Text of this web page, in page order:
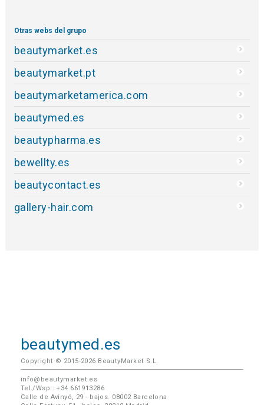
Otras webs del grupo
beautymarket.es
beautymarket.pt
beautymarketamerica.com
beautymed.es
beautypharma.es
bewellty.es
beautycontact.es
gallery-hair.com
beautymed.es
Copyright © 2015-2026 BeautyMarket S.L.
info@beautymarket.es
Tel./Wsp.: +34 661913286
Calle de Avinyó, 29 - bajos. 08002 Barcelona